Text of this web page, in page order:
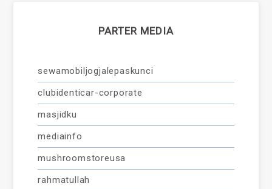
PARTER MEDIA
sewamobiljogjalepaskunci
clubidenticar-corporate
masjidku
mediainfo
mushroomstoreusa
rahmatullah